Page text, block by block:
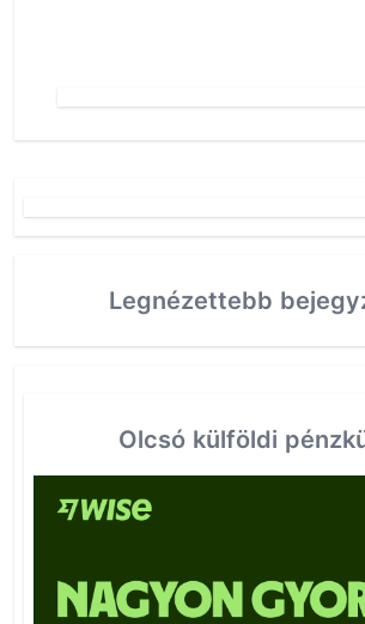
Legnézettebb
Olcsó külföldi